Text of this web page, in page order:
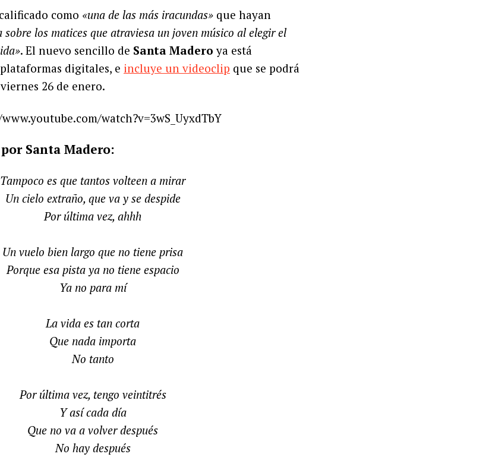
como «una de las más iracundas» que hayan
sobre los matices que atraviesa un joven músico al elegir el
. El nuevo sencillo de Santa Madero ya está
digitales, e incluye un videoclip que se podrá
26 de enero.
watch?v=3wS_UyxdTbY
Santa Madero:
Tampoco es que tantos volteen a mirar
Un cielo extraño, que va y se despide
Por última vez, ahhh
Un vuelo bien largo que no tiene prisa
Porque esa pista ya no tiene espacio
Ya no para mí
La vida es tan corta
Que nada importa
No tanto
Por última vez, tengo veintitrés
Y así cada día
Que no va a volver después
No hay después